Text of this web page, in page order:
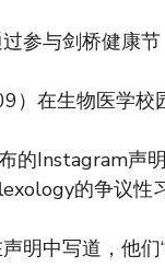
参与剑桥健康节
）在生物医学校
的Instagram声
的争议性
明中写道，他们